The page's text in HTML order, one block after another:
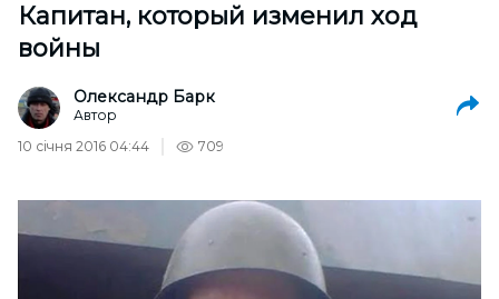
Капитан, который изменил ход
войны
Олександр Барк
Автор
10 січня 2016 04:44
709